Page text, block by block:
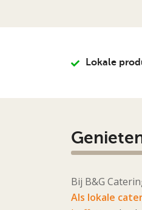
Lokale
Bij B&G
Als lokale